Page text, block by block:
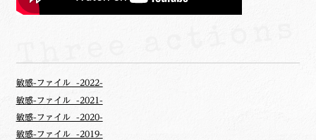
敏感-ファイル -2022-
敏感-ファイル -2021-
敏感-ファイル -2020-
敏感-ファイル -2019-